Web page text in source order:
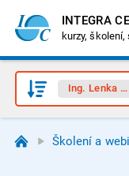
INTEGRA
kurzy, školení,
Ing. Lenka
Školení a